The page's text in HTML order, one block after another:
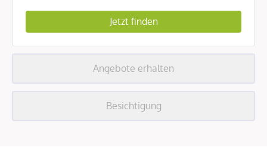
Jetzt finden
Angebote erhalten
Besichtigung